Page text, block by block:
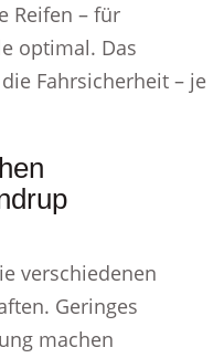
Reifen – für
optimal. Das
Fahrsicherheit – je
verschiedenen
Geringes
machen